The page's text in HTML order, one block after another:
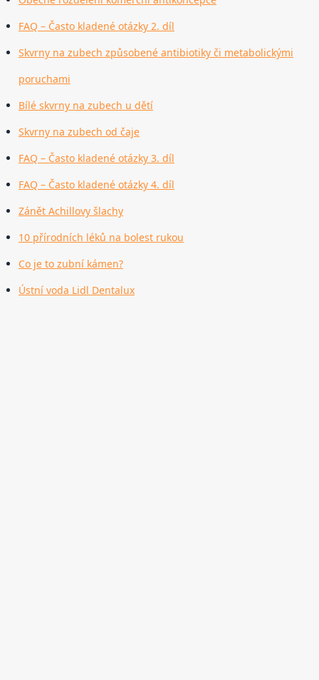
FAQ – Často kladené otázky 2. díl
Skvrny na zubech způsobené antibiotiky či metabolickými
poruchami
Bílé skvrny na zubech u dětí
Skvrny na zubech od čaje
FAQ – Často kladené otázky 3. díl
FAQ – Často kladené otázky 4. díl
Zánět Achillovy šlachy
10 přírodních léků na bolest rukou
Co je to zubní kámen?
Ústní voda Lidl Dentalux